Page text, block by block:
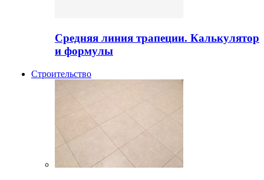
Средняя линия трапеции. Калькулятор
и формулы
Строительство